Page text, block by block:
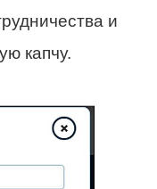
и
капчу.